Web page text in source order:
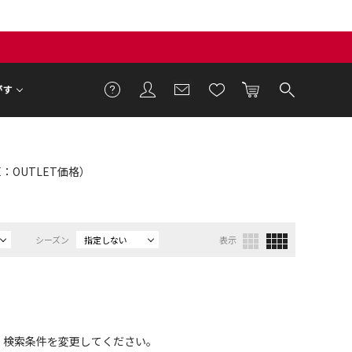
す
OUTLET価格）
シーズン 指定しない 表示
索条件を変更してください。